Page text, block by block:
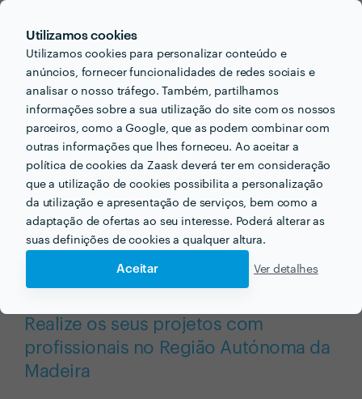
Utilizamos cookies
Utilizamos cookies para personalizar conteúdo e
anúncios, fornecer funcionalidades de redes sociais e
analisar o nosso tráfego. Também, partilhamos
informações sobre a sua utilização do site com os nossos
parceiros, como a Google, que as podem combinar com
outras informações que lhes forneceu. Ao aceitar a
política de cookies da Zaask deverá ter em consideração
que a utilização de cookies possibilita a personalização
da utilização e apresentação de serviços, bem como a
adaptação de ofertas ao seu interesse. Poderá alterar as
suas definições de cookies a qualquer altura.
Aceitar Ver detalhes
Escolha a melhor opção para si
Compare as diferentes propostas, perfis, portefólios e
avaliações.
Realize os seus projetos com
profissionais no Região Autónoma da
Madeira